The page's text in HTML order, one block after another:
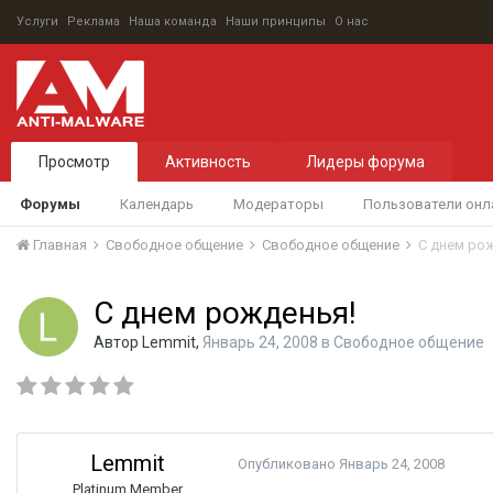
Услуги Реклама Наша команда Наши принципы О нас
Просмотр
Форумы Календарь Модераторы Пользователи
Активность Лидеры форума
Главная Свободное общение Свободное общение C днем
C днем рожденья!
Автор Lemmit, Январь 24, 2008 в Свободное общение
Lemmit
Platinum Member
Опубликовано Январь 24, 2008